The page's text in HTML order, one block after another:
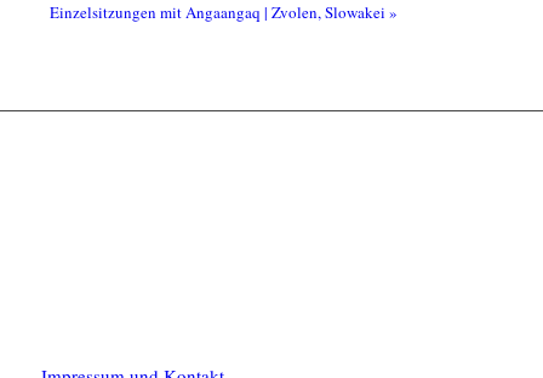
Einzelsitzungen mit Angaangaq | Zvolen, Slowakei »